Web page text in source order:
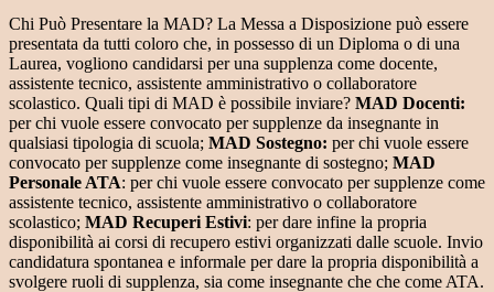
Chi Può Presentare la MAD? La Messa a Disposizione può essere
presentata da tutti coloro che, in possesso di un Diploma o di una
Laurea, vogliono candidarsi per una supplenza come docente,
assistente tecnico, assistente amministrativo o collaboratore
scolastico. Quali tipi di MAD è possibile inviare? MAD Docenti:
per chi vuole essere convocato per supplenze da insegnante in
qualsiasi tipologia di scuola; MAD Sostegno: per chi vuole essere
convocato per supplenze come insegnante di sostegno; MAD
Personale ATA: per chi vuole essere convocato per supplenze come
assistente tecnico, assistente amministrativo o collaboratore
scolastico; MAD Recuperi Estivi: per dare infine la propria
disponibilità ai corsi di recupero estivi organizzati dalle scuole. Invio
candidatura spontanea e informale per dare la propria disponibilità a
svolgere ruoli di supplenza, sia come insegnante che che come ATA.